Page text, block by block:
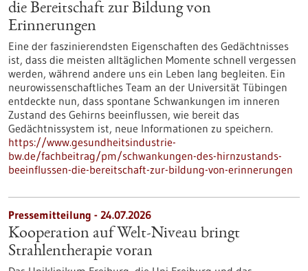
die Bereitschaft zur Bildung von
Erinnerungen
Eine der faszinierendsten Eigenschaften des Gedächtnisses
ist, dass die meisten alltäglichen Momente schnell vergessen
werden, während andere uns ein Leben lang begleiten. Ein
neurowissenschaftliches Team an der Universität Tübingen
entdeckte nun, dass spontane Schwankungen im inneren
Zustand des Gehirns beeinflussen, wie bereit das
Gedächtnissystem ist, neue Informationen zu speichern.
https://www.gesundheitsindustrie-
bw.de/fachbeitrag/pm/schwankungen-des-hirnzustands-
beeinflussen-die-bereitschaft-zur-bildung-von-erinnerungen
Pressemitteilung - 24.07.2026
Kooperation auf Welt-Niveau bringt
Strahlentherapie voran